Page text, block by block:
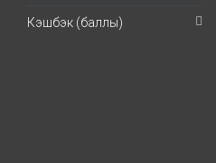
Кэшбэк (баллы)